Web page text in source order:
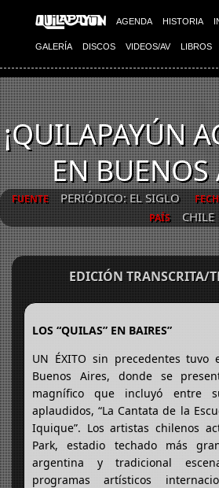
AGENDA HISTORIA
GALERÍA DISCOS VIDEOS/AV LIBROS
¡QUILAPAYÚN
EN BUENOS
FUENTE PERIÓDICO: EL SIGLO
PAÍS CHILE
EDICIÓN TRANSCRITA/
LOS “QUILAS” EN BAIRES”
UN ÉXITO sin precedentes tuvo
Buenos Aires, donde se
magnífico que incluyó entre
aplaudidos, “La Cantata de la
Iquique”. Los artistas chilenos
Park, estadio techado más
argentina y tradicional
programas artísticos